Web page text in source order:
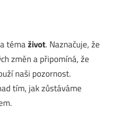
témaživot. Naznačuje, že
změn a připomíná, že
naši pozornost.
tím, jak zůstáváme